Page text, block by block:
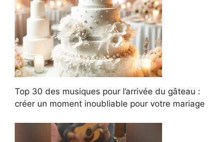
Top 30 des musiques pour l’arrivée du gâteau :
créer un moment inoubliable pour votre mariage